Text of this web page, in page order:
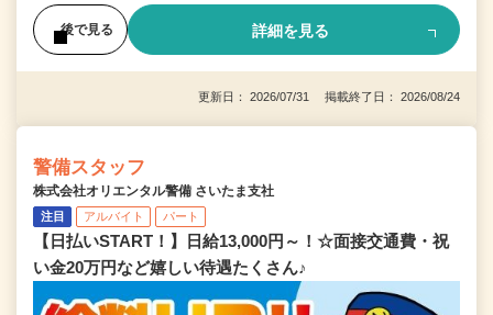
後で見る 詳細を見る
更新日： 2026/07/31 掲載終了日： 2026/08/24
警備スタッフ
株式会社オリエンタル警備 さいたま支社
注目 アルバイト パート
【日払いSTART！】日給13,000円～！☆面接交通費・祝
い金20万円など嬉しい待遇たくさん♪